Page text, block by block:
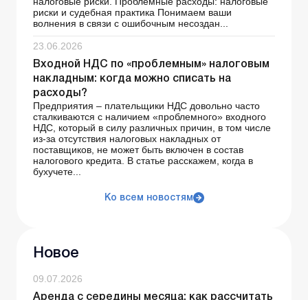
риски и судебная практика Понимаем ваши
волнения в связи с ошибочным несоздан...
23.06.2026
Входной НДС по «проблемным» налоговым
накладным: когда можно списать на
расходы?
Предприятия – плательщики НДС довольно часто
сталкиваются с наличием «проблемного» входного
НДС, который в силу различных причин, в том числе
из-за отсутствия налоговых накладных от
поставщиков, не может быть включен в состав
налогового кредита. В статье расскажем, когда в
бухучете...
Ко всем новостям
Новое
09.07.2026
Аренда с середины месяца: как рассчитать